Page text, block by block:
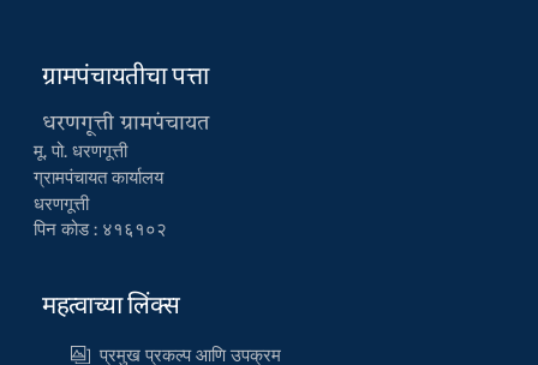
ग्रामपंचायतीचा पत्ता
धरणगूत्ती ग्रामपंचायत
मू. पो. धरणगूत्ती
ग्रामपंचायत कार्यालय
धरणगूत्ती
पिन कोड : ४१६१०२
महत्वाच्या लिंक्स
प्रमुख प्रकल्प आणि उपक्रम